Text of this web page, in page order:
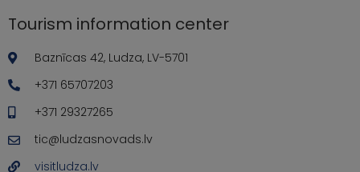
Tourism information center
Baznīcas 42, Ludza, LV-5701
+371 65707203
+371 29327265
tic@ludzasnovads.lv
visitludza.lv